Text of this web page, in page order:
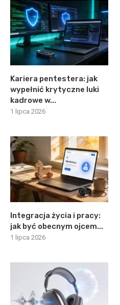
Kariera pentestera: jak
wypełnić krytyczne luki
kadrowe w...
1 lipca 2026
Integracja życia i pracy:
jak być obecnym ojcem...
1 lipca 2026